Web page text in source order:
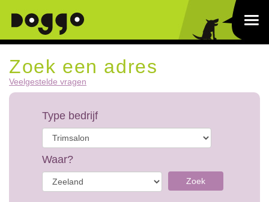
Zoek een adres
Veelgestelde vragen
Type bedrijf
Waar?
Zoek